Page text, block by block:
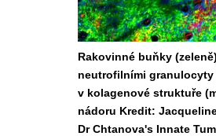
Rakovinné buňky
neutrofilními granulocyty
v kolagenové struktuře
nádoru Kredit:
Dr Chtanova's Innate